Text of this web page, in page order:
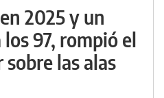
2025 y un
97, rompió el
las alas